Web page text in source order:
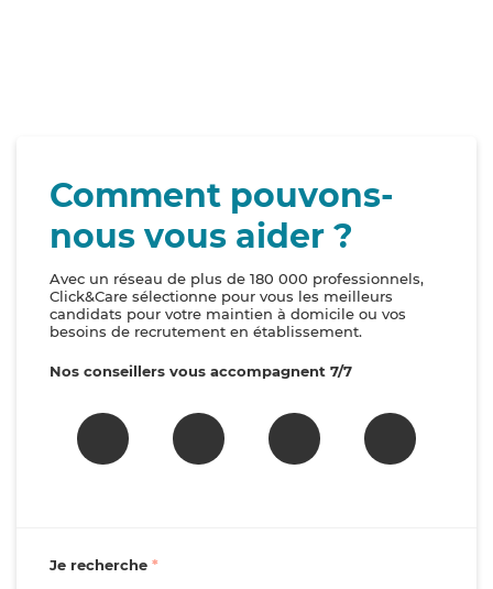
Comment pouvons-
nous vous aider ?
Avec un réseau de plus de 180 000 professionnels,
Click&Care sélectionne pour vous les meilleurs
candidats pour votre maintien à domicile ou vos
besoins de recrutement en établissement.
Nos conseillers vous accompagnent 7/7
Je recherche